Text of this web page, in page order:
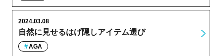
自然に見せるはげ隠しアイテム選び
2024.03.08
AGA